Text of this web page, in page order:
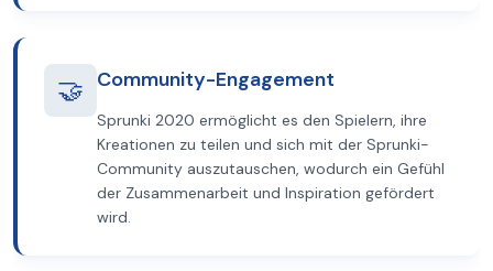
🤝 Community-Engagement
Sprunki 2020 ermöglicht es den Spielern, ihre
Kreationen zu teilen und sich mit der Sprunki-
Community auszutauschen, wodurch ein Gefühl
der Zusammenarbeit und Inspiration gefördert
wird.